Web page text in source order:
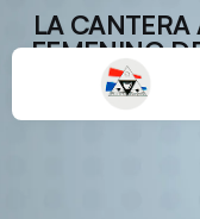
LA CANTERA
FEMENINO